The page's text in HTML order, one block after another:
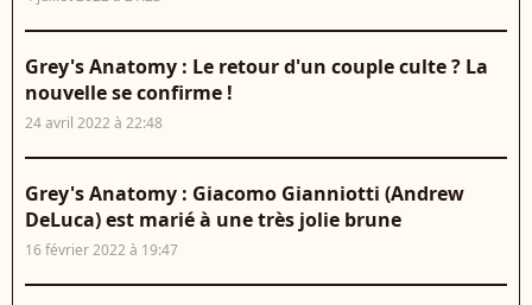
Grey's Anatomy : Le retour d'un couple culte ? La
nouvelle se confirme !
24 avril 2022 à 22:48
Grey's Anatomy : Giacomo Gianniotti (Andrew
DeLuca) est marié à une très jolie brune
16 février 2022 à 19:47